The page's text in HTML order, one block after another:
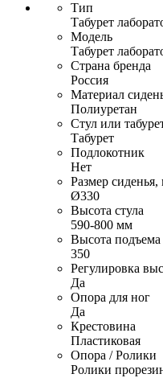
Тип
Табурет
Модель
Табурет
Страна бренда
Россия
Материал
Полиуретан
Стул или
Табурет
Подлокотник
Нет
Размер
Ø330
Высота стула
590-800 мм
Высота
350
Регулировка
Да
Опора для ног
Да
Крестовина
Пластиковая
Опора / Ролики
Ролики